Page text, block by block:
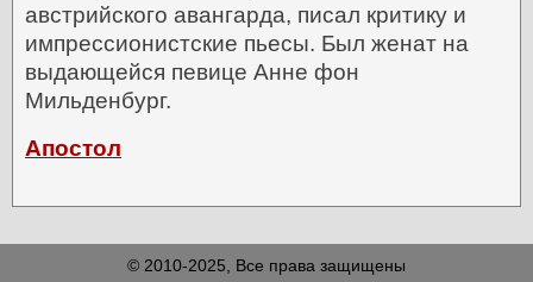
австрийского авангарда, писал критику и
импрессионистские пьесы. Был женат на
выдающейся певице Анне фон
Мильденбург.
Апостол
© 2010-2025, Все права защищены